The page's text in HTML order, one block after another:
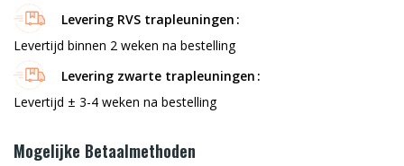
Levering RVS trapleuningen
Levertijd binnen 2 weken na bestelling
Levering zwarte trapleuningen
Levertijd ± 3-4 weken na bestelling
Mogelijke Betaalmethoden